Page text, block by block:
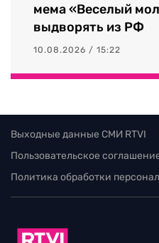
мема «Веселый
выдворять из РФ
10.08.2026 / 15:22
Выходные данные СМИ RTVI
Пользовательское
Политика обработки